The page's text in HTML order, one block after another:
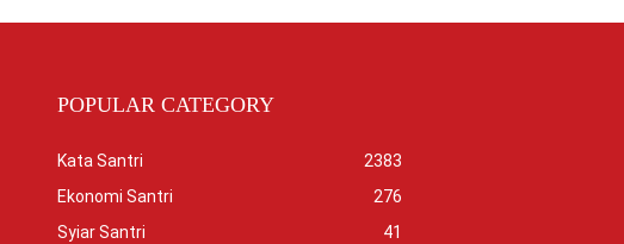
POPULAR CATEGORY
Kata Santri
2383
Ekonomi Santri
276
Syiar Santri
41